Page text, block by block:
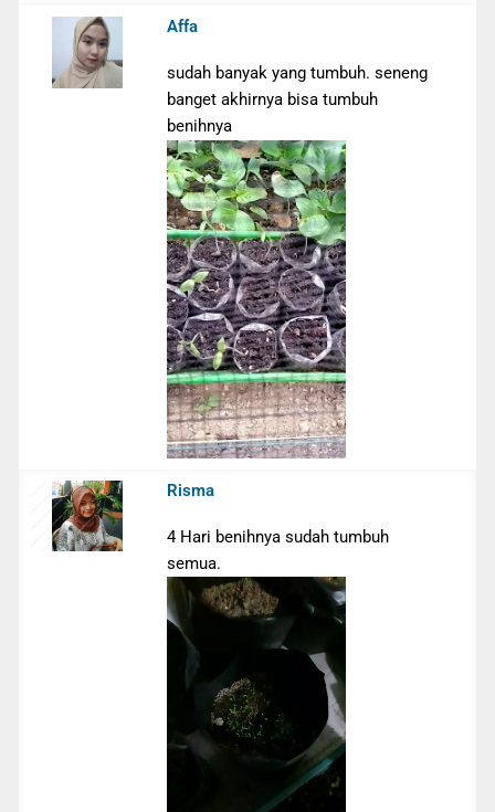
Affa
sudah banyak yang tumbuh. seneng
banget akhirnya bisa tumbuh
benihnya
Risma
4 Hari benihnya sudah tumbuh
semua.